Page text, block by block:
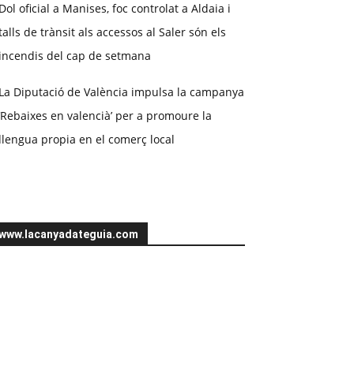
Dol oficial a Manises, foc controlat a Aldaia i
de trànsit als accessos al Saler són els
incendis del cap de setmana
La Diputació de València impulsa la campanya
en valencià’ per a promoure la
llengua propia en el comerç local